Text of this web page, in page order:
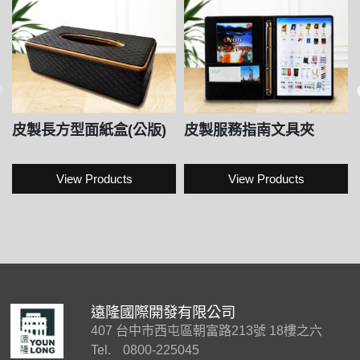
皮製長方型面紙盒(公版)
View Products
皮製服務指南文具夾
View Products
遠隆國際開發有限公司
407 台中市西屯區朝富路213號 18樓之六
Tel.
0800-225045